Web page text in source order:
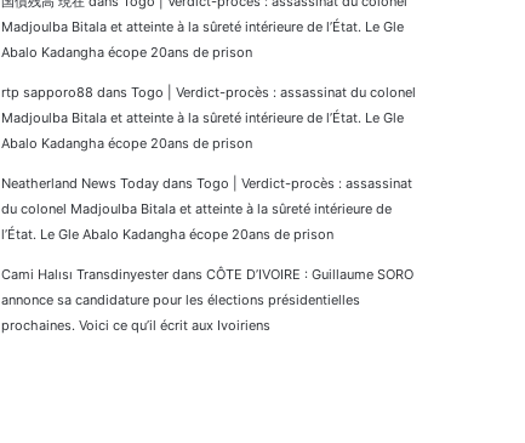
Madjoulba Bitala et atteinte à la sûreté intérieure de l’État. Le Gle
Abalo Kadangha écope 20ans de prison
rtp sapporo88 dans Togo | Verdict-procès : assassinat du colonel
Madjoulba Bitala et atteinte à la sûreté intérieure de l’État. Le Gle
Abalo Kadangha écope 20ans de prison
Neatherland News Today dans Togo | Verdict-procès : assassinat
du colonel Madjoulba Bitala et atteinte à la sûreté intérieure de
l’État. Le Gle Abalo Kadangha écope 20ans de prison
Cami Halısı Transdinyester dans CÔTE D’IVOIRE : Guillaume SORO
annonce sa candidature pour les élections présidentielles
prochaines. Voici ce qu’il écrit aux Ivoiriens